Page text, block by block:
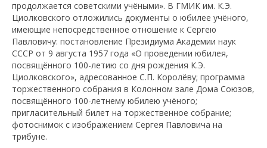
продолжается советскими учёными». В ГМИК им. К.Э.
Циолковского отложились документы о юбилее учёного,
имеющие непосредственное отношение к Сергею
Павловичу: постановление Президиума Академии наук
СССР от 9 августа 1957 года «О проведении юбилея,
посвящённого 100-летию со дня рождения К.Э.
Циолковского», адресованное С.П. Королёву; программа
торжественного собрания в Колонном зале Дома Союзов,
посвящённого 100-летнему юбилею учёного;
пригласительный билет на торжественное собрание;
фотоснимок с изображением Сергея Павловича на
трибуне.